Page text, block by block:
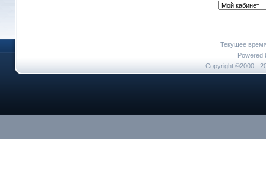
Текущее
Powered
Copyright ©2000 -